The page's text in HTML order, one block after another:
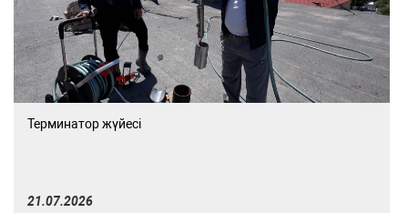
Терминатор жүйесі
21.07.2026